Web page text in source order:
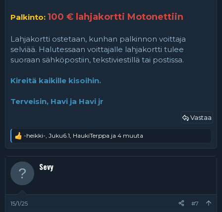
Palkinto: 100 € lahjakortti Motonettiin
Lahjakortti ostetaan, kunhan palkinnon voittaja
selviää. Halutessaan voittajalle lahjakortti tulee
suoraan sähköpostiin, tekstiviestillä tai postissa.
Kireitä kaikille kisoihin.
Terveisin, Havi ja Havi jr
Vastaa
R
a
k
o
t
:
-heikki-, Juku6.1, HaukiTerppa ja 4 muuta
Sevy
15/1/25 #7